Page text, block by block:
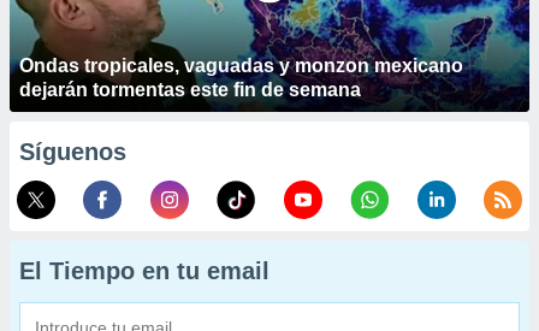
Ondas tropicales, vaguadas y monzon mexicano
dejarán tormentas este fin de semana
Síguenos
El Tiempo en tu email